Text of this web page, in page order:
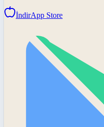
İndirApp Store